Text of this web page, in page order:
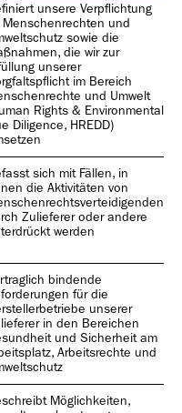
unsere Verpflichtung
Menschenrechten und
sowie die
die wir zur
unserer
im Bereich
und Umwelt
Rights & Environmental
Diligence, HREDD)
sich mit Fällen, in
die Aktivitäten von
Zulieferer oder andere
werden
bindende
für die
unserer
in den Bereichen
und Sicherheit am
Arbeitsrechte und
Möglichkeiten,